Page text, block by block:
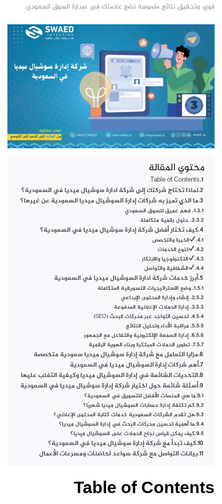
قوي، وتحقيق نتائج ملموسة تضع علامتك في صدارة السوق السعودي.
محتوي المقالة
Table of Contents
لماذا تحتاج شركتك إلى شركة ادارة سوشيال ميديا في السعودية؟
ما الذي تميز به شركات إدارة السوشيال ميديا السعودية عن غيرها؟
1. فهم عميق للسوق السعودي
2. حلول رقمية متكاملة
كيف تختار أفضل شركة إدارة سوشيال ميديا في السعودية؟
الخبرة والتخصص
تنوع الخدمات
التكنولوجيا والابتكار
الشفافية والتواصل
أبرز خدمات شركة ادارة السوشيال ميديا في السعودية
1. وضع الاستراتيجيات التسويقية المتكاملة
2. إنشاء وإدارة المحتوى الإبداعي
3. إدارة الحملات الإعلانية المدفوعة
4. تحسين التواجد عبر محركات البحث (SEO)
5. مراقبة الأداء وتحليل النتائج
6. إدارة السمعة الإلكترونية والتفاعل مع الجمهور
7. تطوير الحملات المبتكرة وبناء الهوية الرقمية
مزايا التعامل مع شركة إدارة سوشيال ميديا سعودية متخصصة
أهم شركات إدارة السوشيال ميديا في السعودية
التحديات الشائعة في إدارة السوشيال ميديا وكيفية التغلب عليها
أسئلة شائعة حول اختيار شركة إدارة سوشيال ميديا في السعودية
ما هي المنصات الأفضل للتسويق في السعودية؟
كم تكلفة إدارة حسابات السوشيال ميديا شهريًا؟
هل تقدم الشركات السعودية خدمات كتابة المحتوى الإعلاني؟
ما أهمية تحسين محركات البحث في إدارة السوشيال ميديا؟
كيف يمكن قياس نجاح الحملات على السوشيال ميديا؟
كيف تبدأ مع شركة إدارة سوشيال ميديا في السعودية؟
بيانات التواصل مع شركة سواعد لحاضنات ومسرعات الأعمال
Table of Contents